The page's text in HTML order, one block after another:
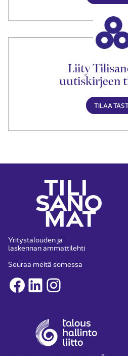
Liity
uutiskirjeen
TILAA
Yritystalouden ja
laskennan ammattilehti
Seuraa meitä somessa
Facebook
LinkedInInstagram